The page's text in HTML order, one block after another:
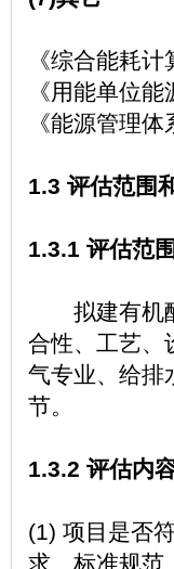
《综合能耗
《用能单位
《能源管理
1.3 评估范围
1.3.1 评估范围
拟建有机酯
合性、工艺、
气专业、给排
节。
1.3.2 评估内
(1) 项目是否
求、标准规范